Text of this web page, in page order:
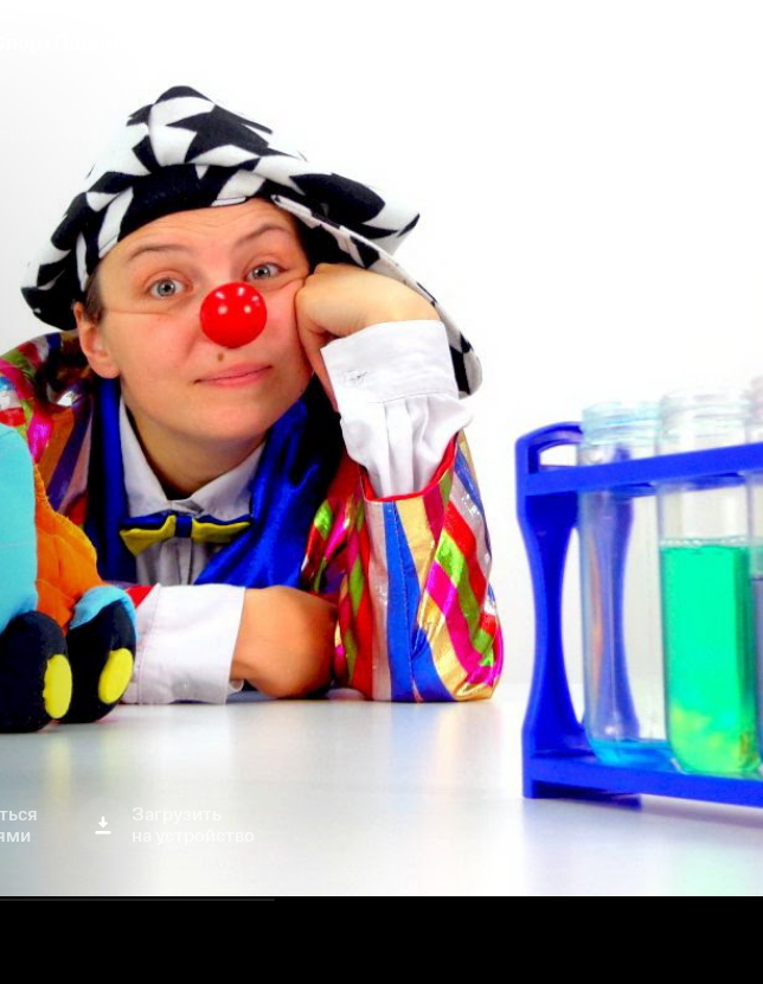
краски.
Загрузить